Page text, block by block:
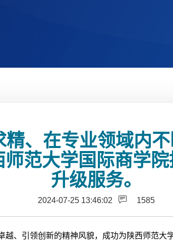
、在专业领域内
范大学国际商学
升级服务。
2024-07-25 13:46:02 1585
、引领创新的精神风貌，成功为陕西师范大